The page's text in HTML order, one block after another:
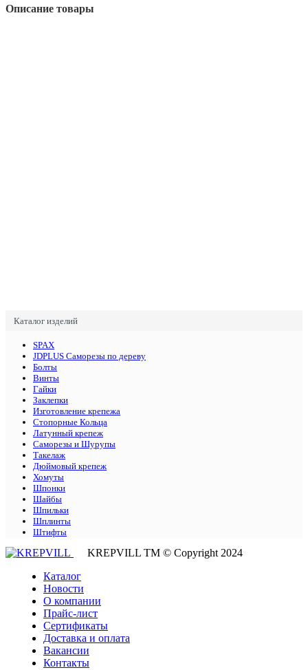
Описание товары
Каталог изделий
SPAX
JDPLUS Саморезы по дереву
Болты
Винты
Гайки
Заклепки
Изготовление крепежа
Стопорные Кольца
Латунный крепеж
Саморезы и Шурупы
Такелаж
Дюймовый крепеж
Хомуты
Шпонки
Шайбы
Шпильки
Шплинты
Штифты
KREPVILL ТМ © Copyright 2024
Каталог
Новости
О компании
Прайс-лист
Сертификаты
Доставка и оплата
Вакансии
Контакты